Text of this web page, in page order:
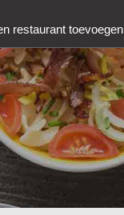
restaurant toevoegen